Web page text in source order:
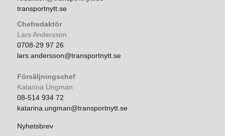
transportnytt.se
Chefredaktör
Lars Andersson
0708-29 97 26
lars.andersson@transportnytt.se
Försäljningschef
Katarina Ungman
08-514 934 72
katarina.ungman@transportnytt.se
Nyhetsbrev